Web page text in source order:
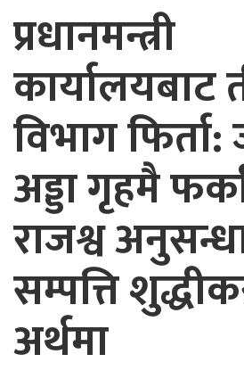
प्रधानमन्त्री
कार्यालयबाट
विभाग
अड्डा गृहमै
राजश्व
सम्पत्ति
अर्थमा